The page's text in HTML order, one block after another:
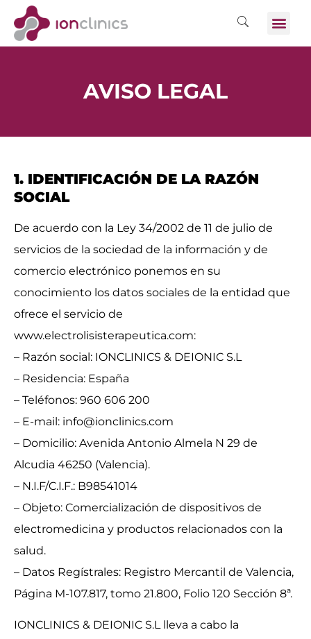
AVISO LEGAL
1. IDENTIFICACIÓN DE LA RAZÓN
SOCIAL
De acuerdo con la Ley 34/2002 de 11 de julio de
servicios de la sociedad de la información y de
comercio electrónico ponemos en su
conocimiento los datos sociales de la entidad que
ofrece el servicio de
www.electrolisisterapeutica.com:
– Razón social: IONCLINICS & DEIONIC S.L
– Residencia: España
– Teléfonos: 960 606 200
– E-mail: info@ionclinics.com
– Domicilio: Avenida Antonio Almela N 29 de
Alcudia 46250 (Valencia).
– N.I.F/C.I.F.: B98541014
– Objeto: Comercialización de dispositivos de
electromedicina y productos relacionados con la
salud.
– Datos Regístrales: Registro Mercantil de Valencia,
Página M-107.817, tomo 21.800, Folio 120 Sección 8ª.
IONCLINICS & DEIONIC S.L lleva a cabo la